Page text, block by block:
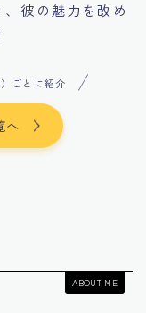
彼の魅力を改め
ごとに紹介
へ
ABOUT ME